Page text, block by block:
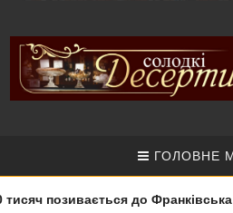
ГОЛОВНЕ
позивається до Франківська